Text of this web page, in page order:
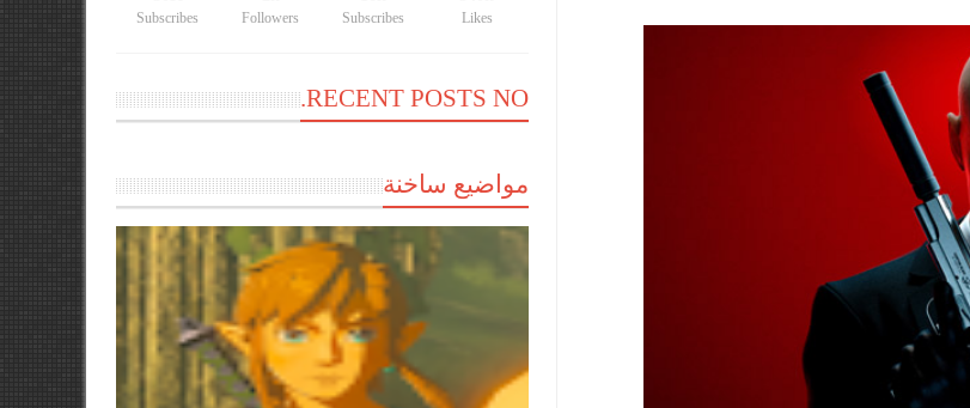
Likes
Subscribes
Followers
Subscribes
RECENT POSTS NO.
مواضيع ساخنة